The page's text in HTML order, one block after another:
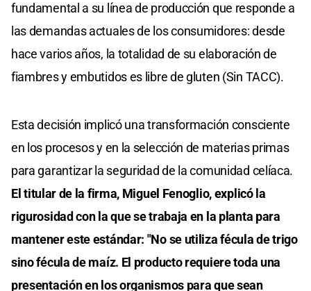
fundamental a su línea de producción que responde a
las demandas actuales de los consumidores: desde
hace varios años, la totalidad de su elaboración de
fiambres y embutidos es libre de gluten (Sin TACC).
Esta decisión implicó una transformación consciente
en los procesos y en la selección de materias primas
para garantizar la seguridad de la comunidad celíaca.
El titular de la firma, Miguel Fenoglio, explicó la
rigurosidad con la que se trabaja en la planta para
mantener este estándar: "No se utiliza fécula de trigo
sino fécula de maíz. El producto requiere toda una
presentación en los organismos para que sean